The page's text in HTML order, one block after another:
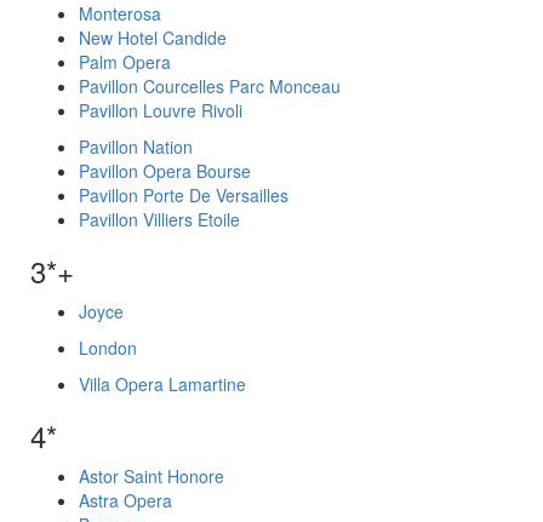
Monterosa
New Hotel Candide
Palm Opera
Pavillon Courcelles Parc Monceau
Pavillon Louvre Rivoli
Pavillon Nation
Pavillon Opera Bourse
Pavillon Porte De Versailles
Pavillon Villiers Etoile
3*+
Joyce
London
Villa Opera Lamartine
4*
Astor Saint Honore
Astra Opera